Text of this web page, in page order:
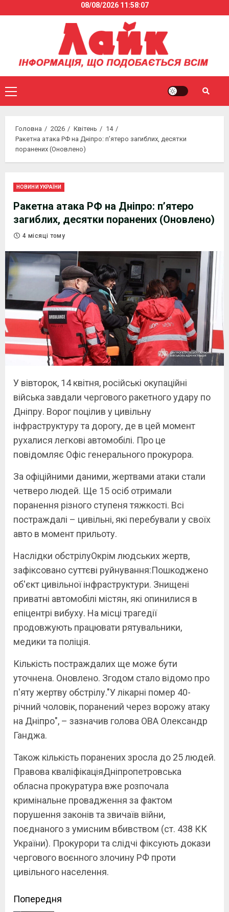
to
08/08/2026 11:58:07
Primary
Menu
Головна 2026 Квітень
14
Ракетна атака РФ на Дніпро: п’ятеро загиблих, десятки
поранених (Оновлено)
НОВИНИ УКРАЇНИ
Ракетна атака РФ на Дніпро: п’ятеро
загиблих, десятки поранених (Оновлено)
4 місяці тому
У вівторок, 14 квітня, російські окупаційні
війська завдали чергового ракетного удару по
Дніпру. Ворог поцілив у цивільну
інфраструктуру та дорогу, де в цей момент
рухалися легкові автомобілі. Про це
повідомляє Офіс генерального прокурора.
За офіційними даними, жертвами атаки стали
четверо людей. Ще 15 осіб отримали
поранення різного ступеня тяжкості. Всі
постраждалі – цивільні, які перебували у своїх
авто в момент прильоту.
Наслідки обстрілуОкрім людських жертв,
зафіксовано суттєві руйнування:Пошкоджено
об'єкт цивільної інфраструктури. Знищені
приватні автомобілі містян, які опинилися в
епіцентрі вибуху. На місці трагедії
продовжують працювати рятувальники,
медики та поліція.
Кількість постраждалих ще може бути
уточнена. Оновлено. Згодом стало відомо про
п'яту жертву обстрілу."У лікарні помер 40-
річний чоловік, поранений через ворожу атаку
на Дніпро", – зазначив голова ОВА Олександр
Ганджа.
Також кількість поранених зросла до 25 людей.
Правова кваліфікаціяДніпропетровська
обласна прокуратура вже розпочала
кримінальне провадження за фактом
порушення законів та звичаїв війни,
поєднаного з умисним вбивством (ст. 438 КК
України). Прокурори та слідчі фіксують докази
чергового воєнного злочину РФ проти
цивільного населення.
Continue
Попередня